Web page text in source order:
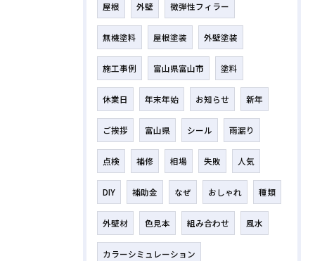
屋根 外壁 微弾性フィラー
無機塗料 屋根塗装 外壁塗装
施工事例 富山県富山市 塗料
休業日 年末年始 お知らせ 新年
ご挨拶 富山県 シール 雨漏り
点検 補修 相場 失敗 人気
DIY 補助金 なぜ おしゃれ 種類
外壁材 色見本 組み合わせ 風水
カラーシミュレーション